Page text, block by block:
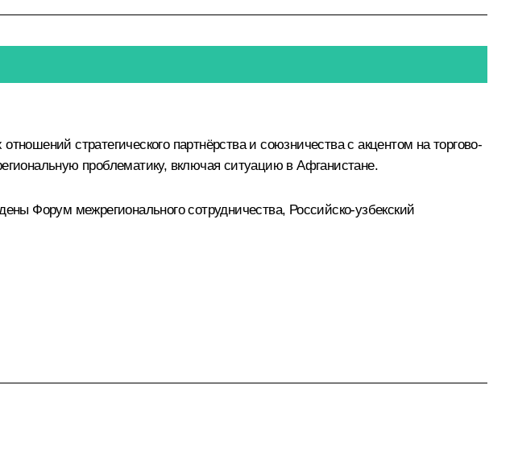
стратегического партнёрства и союзничества с акцентом на торгово-
проблематику, включая ситуацию в Афганистане.
Форум межрегионального сотрудничества, Российско-узбекский